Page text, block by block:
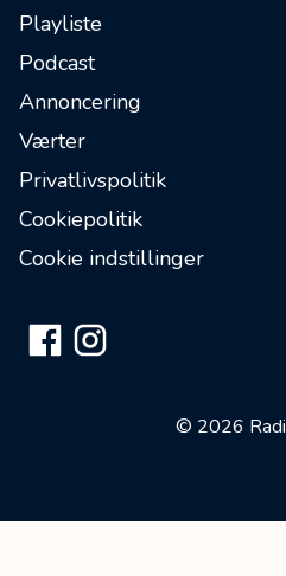
Playliste
Podcast
Annoncering
Værter
Privatlivspolitik
Cookiepolitik
Cookie indstillinger
© 2026